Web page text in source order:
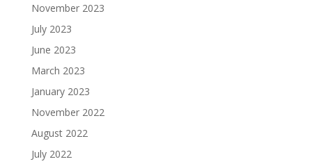
November 2023
July 2023
June 2023
March 2023
January 2023
November 2022
August 2022
July 2022